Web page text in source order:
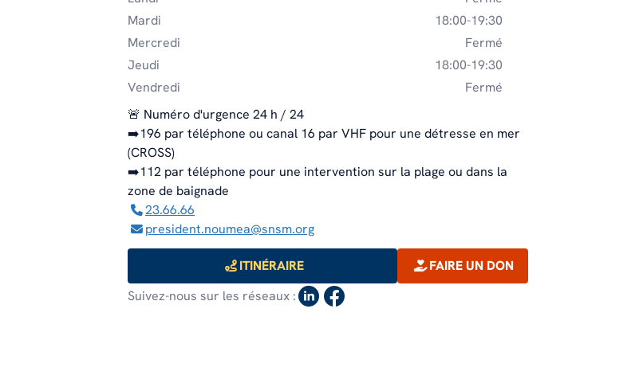
Notre feuille de route climat et
environnement
Mardi
18:00-19:30
Mercredi
Fermé
Jeudi
18:00-19:30
Vendredi
Fermé
🚨 Numéro d'urgence 24 h / 24
➡️196 par téléphone ou canal 16 par VHF pour une détresse en mer
(CROSS)
➡️112 par téléphone pour une intervention sur la plage ou dans la
zone de baignade
23.66.66
president.noumea@snsm.org
ITINÉRAIRE
FAIRE UN DON
Suivez-nous sur les réseaux :